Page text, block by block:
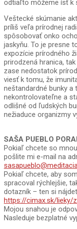
odtiaľto môžeme ísť k
Veštecké skúmanie
príliš veľa prírodnej
spôsobovať onko
jaskyňu. To je presne
expozície prírodného
prirodzená hranica,
zase nedostatok
viesť k tomu, že
neštandardné bunky
nekontrolovateľne a
odlišné od ľudských
nežiaduce organizmy
SAŠA PUEBLO
Pokiaľ chcete so
pošlite mi e-mail na
Pokiaľ chcete, aby
spracoval rýchlejšie,
dotazník – ten si
https://cimax.sk/lieky/
Mojou snahou je
Nasleduje bezplatné